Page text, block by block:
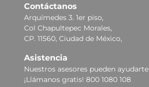
Contáctanos
Arquímedes 3. 1er piso,
Col Chapultepec Morales,
CP. 11560, Ciudad de México,
Asistencia
Nuestros asesores pueden ayudarte
¡Llámanos gratis! 800 1080 108